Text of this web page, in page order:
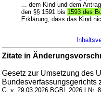
... dem Kind und dem
den §§ 1591 bis 1593 des
Erklärung, dass das Kind
Zitate in
Gesetz zur Umsetzung des
Bundesverfassungsgerichts
G. v. 29.03.2026 BGBl. 2026 I Nr.